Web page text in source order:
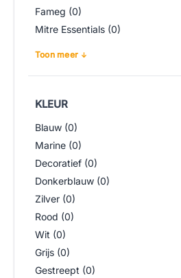
Fameg (0)
Mitre Essentials (0)
Toon meer
KLEUR
Blauw (0)
Marine (0)
Decoratief (0)
Donkerblauw (0)
Zilver (0)
Rood (0)
Wit (0)
Grijs (0)
Gestreept (0)